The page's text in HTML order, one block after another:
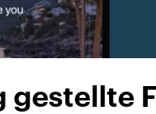
gestellte